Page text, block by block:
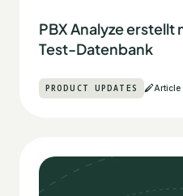
PBX Analyze erstellt
Test-Datenbank
PRODUCT UPDATES Article